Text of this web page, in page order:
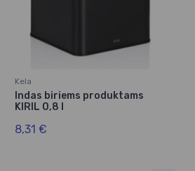
Kela
Indas biriems produktams
KIRIL 0,8 l
8,31 €